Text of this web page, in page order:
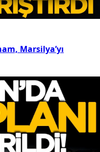
Marsilya’yı